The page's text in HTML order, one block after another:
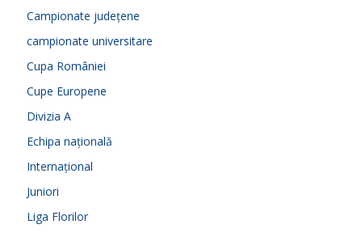
Campionate județene
campionate universitare
Cupa României
Cupe Europene
Divizia A
Echipa națională
Internațional
Juniori
Liga Florilor